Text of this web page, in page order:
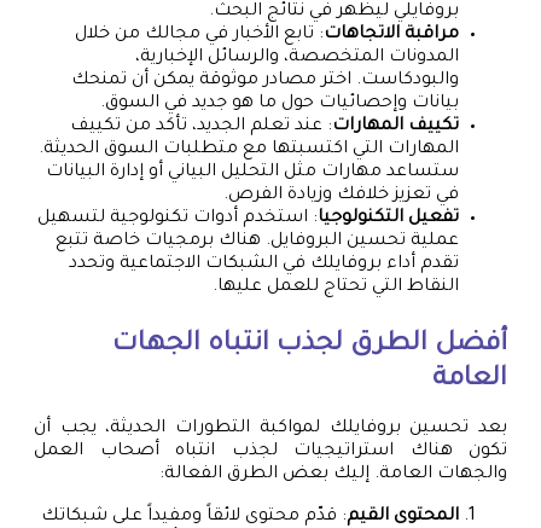
بروفايلي ليظهر في نتائج البحث.
مراقبة الاتجاهات: تابع الأخبار في مجالك من خلال
المدونات المتخصصة، والرسائل الإخبارية،
والبودكاست. اختر مصادر موثوقة يمكن أن تمنحك
بيانات وإحصائيات حول ما هو جديد في السوق.
تكييف المهارات: عند تعلم الجديد، تأكد من تكييف
المهارات التي اكتسبتها مع متطلبات السوق الحديثة.
ستساعد مهارات مثل التحليل البياني أو إدارة البيانات
في تعزيز خلافك وزيادة الفرص.
تفعيل التكنولوجيا: استخدم أدوات تكنولوجية لتسهيل
عملية تحسين البروفايل. هناك برمجيات خاصة تتبع
تقدم أداء بروفايلك في الشبكات الاجتماعية وتحدد
النقاط التي تحتاج للعمل عليها.
أفضل الطرق لجذب انتباه الجهات
العامة
بعد تحسين بروفايلك لمواكبة التطورات الحديثة، يجب أن
تكون هناك استراتيجيات لجذب انتباه أصحاب العمل
والجهات العامة. إليك بعض الطرق الفعالة:
المحتوى القيم: قدّم محتوى لائقاً ومفيداً على شبكاتك